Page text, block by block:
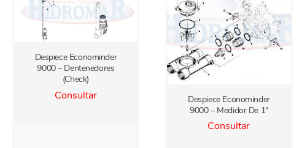
Despiece Econominder
9000 – Dentenedores
(Check)
Consultar
Despiece Econominder
9000 – Medidor De 1″
Consultar